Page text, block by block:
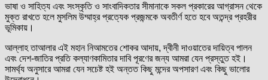
ভাষা ও সাহিত্য এবং সংস্কৃতি ও সাংবাদিকতার সীমানাকে সকল প্রকারের আগ্রাসন থেকে
মুক্ত রাখতে হলে মুসলিম উম্মাহ্র প্রত্যেক প্রজন্মকে অবতীর্ণ হতে হবে অতন্দ্র প্রহরীর
ভূমিকায়।
আল্লাহ তাআলার এই মহান নিআমতের শোকর আদায়, দ্বীনী দাওয়াতের দায়িত্ব পালন
এবং দেশ-জাতির প্রতি কল্যাণকামিতার দাবি পূরণের জন্য আমরা যেন প্রস্তুত হই।
সামর্থ্য অনুসারে আমরা যেন সচেষ্ট হই অন্তত কিছু মন্দের অপসারণ এবং কিছু ভালোর